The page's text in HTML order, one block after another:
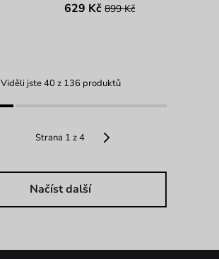
629 Kč 899 Kč
Viděli jste 40 z 136 produktů
Strana 1 z 4
Načíst další